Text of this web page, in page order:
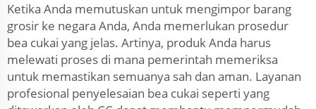
Ketika Anda memutuskan untuk mengimpor barang
grosir ke negara Anda, Anda memerlukan prosedur
bea cukai yang jelas. Artinya, produk Anda harus
melewati proses di mana pemerintah memeriksa
untuk memastikan semuanya sah dan aman. Layanan
profesional penyelesaian bea cukai seperti yang